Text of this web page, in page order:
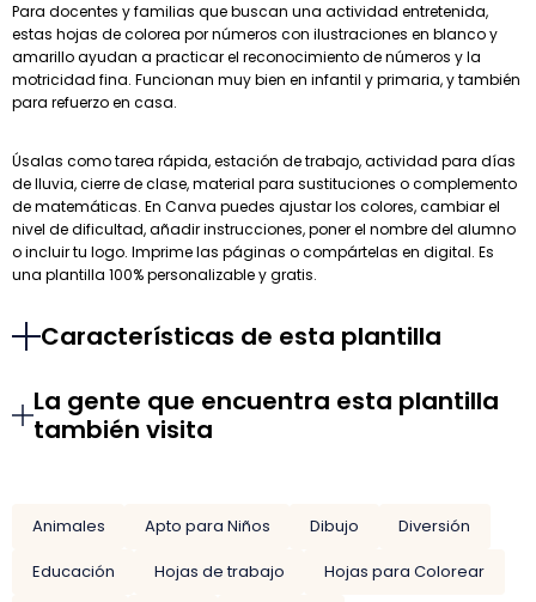
Para docentes y familias que buscan una actividad entretenida,
estas hojas de colorea por números con ilustraciones en blanco y
amarillo ayudan a practicar el reconocimiento de números y la
motricidad fina. Funcionan muy bien en infantil y primaria, y también
para refuerzo en casa.
Úsalas como tarea rápida, estación de trabajo, actividad para días
de lluvia, cierre de clase, material para sustituciones o complemento
de matemáticas. En Canva puedes ajustar los colores, cambiar el
nivel de dificultad, añadir instrucciones, poner el nombre del alumno
o incluir tu logo. Imprime las páginas o compártelas en digital. Es
una plantilla 100% personalizable y gratis.
Características de esta plantilla
La gente que encuentra esta plantilla
también visita
Animales Apto para Niños Dibujo
Diversión
Educación
Hojas de trabajo
Hojas para Colorear